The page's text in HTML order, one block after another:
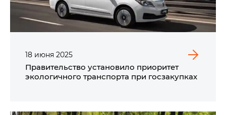
18 июня 2025
Правительство установило приоритет
экологичного транспорта при госзакупках